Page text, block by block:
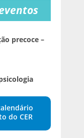
precoce –
do CER